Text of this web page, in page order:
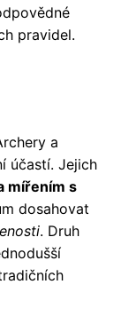
pravidel.
a
účastí. Jejich
mířením s
dosahovat
. Druh